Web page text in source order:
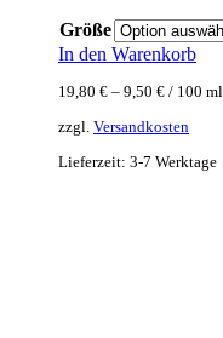
Größe
In den Warenkorb
19,80 € – 9,50 € / 100 ml
zzgl. Versandkosten
Lieferzeit: 3-7 Werktage